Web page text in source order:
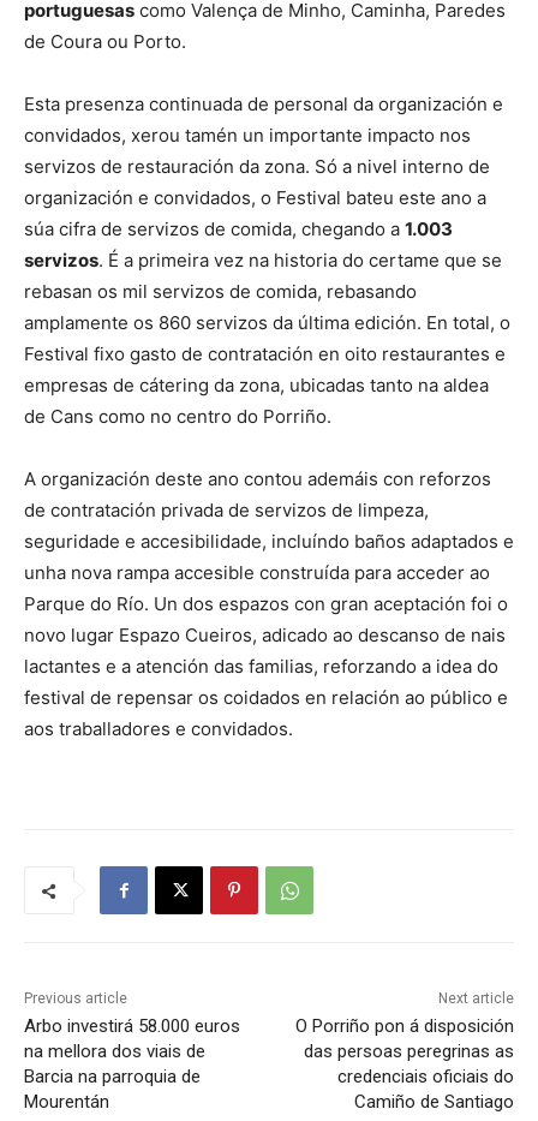
portuguesas como Valença de Minho, Caminha, Paredes
de Coura ou Porto.
Esta presenza continuada de personal da organización e
convidados, xerou tamén un importante impacto nos
servizos de restauración da zona. Só a nivel interno de
organización e convidados, o Festival bateu este ano a
súa cifra de servizos de comida, chegando a 1.003
servizos. É a primeira vez na historia do certame que se
rebasan os mil servizos de comida, rebasando
amplamente os 860 servizos da última edición. En total, o
Festival fixo gasto de contratación en oito restaurantes e
empresas de cátering da zona, ubicadas tanto na aldea
de Cans como no centro do Porriño.
A organización deste ano contou ademáis con reforzos
de contratación privada de servizos de limpeza,
seguridade e accesibilidade, incluíndo baños adaptados e
unha nova rampa accesible construída para acceder ao
Parque do Río. Un dos espazos con gran aceptación foi o
novo lugar Espazo Cueiros, adicado ao descanso de nais
lactantes e a atención das familias, reforzando a idea do
festival de repensar os coidados en relación ao público e
aos traballadores e convidados.
Previous article
Arbo investirá 58.000 euros
na mellora dos viais de
Barcia na parroquia de
Mourentán
Next article
O Porriño pon á disposición
das persoas peregrinas as
credenciais oficiais do
Camiño de Santiago